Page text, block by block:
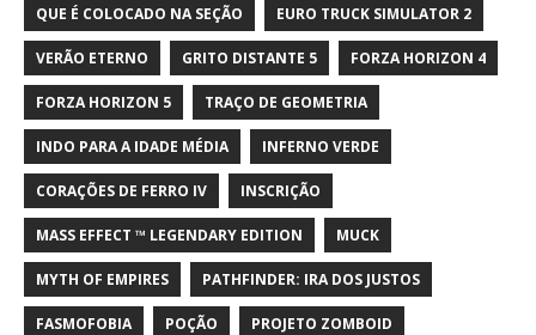
QUE É COLOCADO NA SEÇÃO EURO TRUCK SIMULATOR 2
VERÃO ETERNO GRITO DISTANTE 5 FORZA HORIZON 4
FORZA HORIZON 5 TRAÇO DE GEOMETRIA
INDO PARA A IDADE MÉDIA INFERNO VERDE
CORAÇÕES DE FERRO IV INSCRIÇÃO
MASS EFFECT ™ LEGENDARY EDITION MUCK
MYTH OF EMPIRES PATHFINDER: IRA DOS JUSTOS
FASMOFOBIA POÇÃO PROJETO ZOMBOID